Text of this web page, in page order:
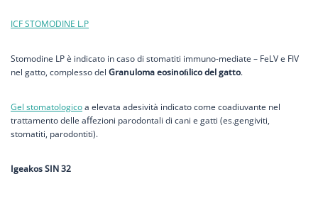
ICF STOMODINE L.P
Stomodine LP è indicato in caso di stomatiti immuno-mediate – FeLV e FIV
nel gatto, complesso del Granuloma eosinoﬁlico del gatto.
Gel stomatologicoa elevata adesività indicato come coadiuvante nel
trattamento delle aﬀezioni parodontali di cani e gatti (es.gengiviti,
stomatiti, parodontiti).
Igeakos SIN 32